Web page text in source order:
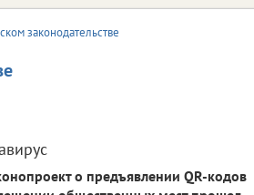
законодательстве
о предъявлении QR-кодов